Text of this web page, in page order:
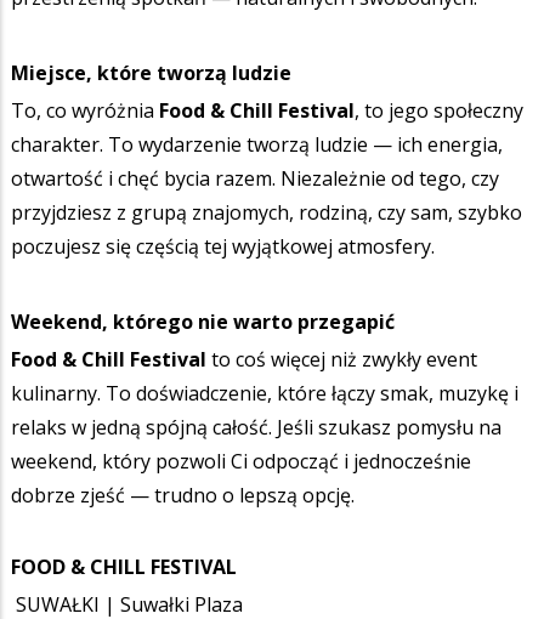
Miejsce, które tworzą ludzie
To, co wyróżnia Food & Chill Festival, to jego społeczny
charakter. To wydarzenie tworzą ludzie — ich energia,
otwartość i chęć bycia razem. Niezależnie od tego, czy
przyjdziesz z grupą znajomych, rodziną, czy sam, szybko
poczujesz się częścią tej wyjątkowej atmosfery.
Weekend, którego nie warto przegapić
Food & Chill Festival to coś więcej niż zwykły event
kulinarny. To doświadczenie, które łączy smak, muzykę i
relaks w jedną spójną całość. Jeśli szukasz pomysłu na
weekend, który pozwoli Ci odpocząć i jednocześnie
dobrze zjeść — trudno o lepszą opcję.
FOOD & CHILL FESTIVAL
SUWAŁKI | Suwałki Plaza